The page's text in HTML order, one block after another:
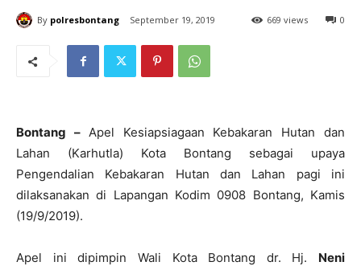
By polresbontang September 19, 2019 0
669 views
Bontang – Apel Kesiapsiagaan Kebakaran Hutan dan
Lahan (Karhutla) Kota Bontang sebagai upaya
Pengendalian Kebakaran Hutan dan Lahan pagi ini
dilaksanakan di Lapangan Kodim 0908 Bontang, Kamis
(19/9/2019).
Apel ini dipimpin Wali Kota Bontang dr. Hj. Neni